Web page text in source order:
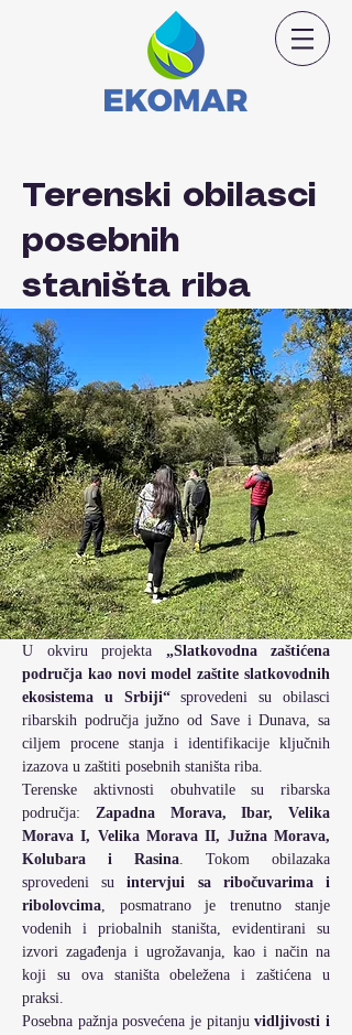
Terenski obilasci
posebnih
staništa riba
U okviru projekta „Slatkovodna zaštićena
područja kao novi model zaštite slatkovodnih
ekosistema u Srbiji“ sprovedeni su obilasci
ribarskih područja južno od Save i Dunava, sa
ciljem procene stanja i identifikacije ključnih
izazova u zaštiti posebnih staništa riba.
Terenske aktivnosti obuhvatile su ribarska
područja: Zapadna Morava, Ibar, Velika
Morava I, Velika Morava II, Južna Morava,
Kolubara i Rasina. Tokom obilazaka
sprovedeni su intervjui sa ribočuvarima i
ribolovcima, posmatrano je trenutno stanje
vodenih i priobalnih staništa, evidentirani su
izvori zagađenja i ugrožavanja, kao i način na
koji su ova staništa obeležena i zaštićena u
praksi.
Posebna pažnja posvećena je pitanju vidljivosti i